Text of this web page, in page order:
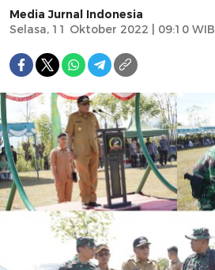
Media Jurnal Indonesia
Selasa, 11 Oktober 2022 | 09:10 WIB